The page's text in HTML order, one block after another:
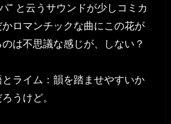
” と云うサウンドが少しコミカ
ロマンチックな曲にこの花が
は不思議な感じが、しない？
ライム：韻を踏ませやすいか
うけど。